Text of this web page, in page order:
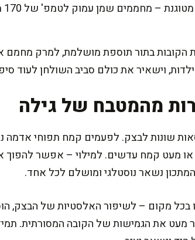
הקובות בתור תוספת מושלמת, למרק מחמם
וישאיר את כולם סביב השולחן לעוד
מהמטבח של גילה
שונות לבצק. לפעמים קמח תפוחי אדמה
מעט קמח עדשים. למילוי – אפשר להפוך
נשאר נוסטלגי ומושלם לכל אחד.
מעט את הגמישות של הקובה המסורתית.